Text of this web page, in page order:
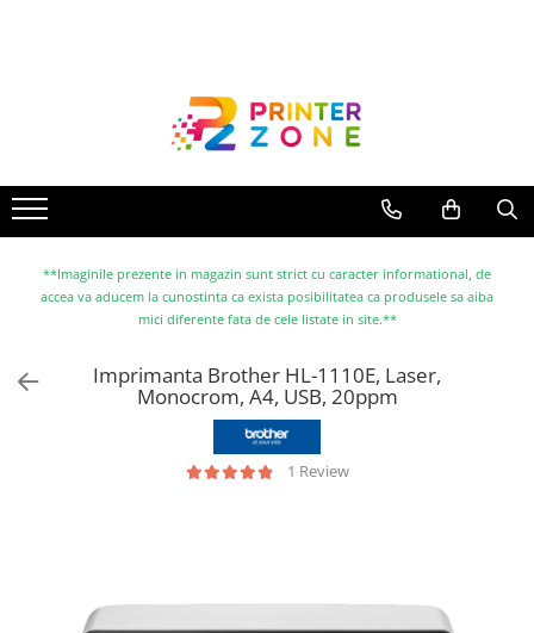
Imprimante cu jet
Multifunctionale laser
Multifunctionale cu jet
Imprimante etichete
Scanere
**Imaginile prezente in magazin sunt strict cu caracter informational, de
accea va aducem la cunostinta ca exista posibilitatea ca produsele sa aiba
mici diferente fata de cele listate in site.**
Imprimanta Brother HL-1110E, Laser,
Monocrom, A4, USB, 20ppm
1 Review